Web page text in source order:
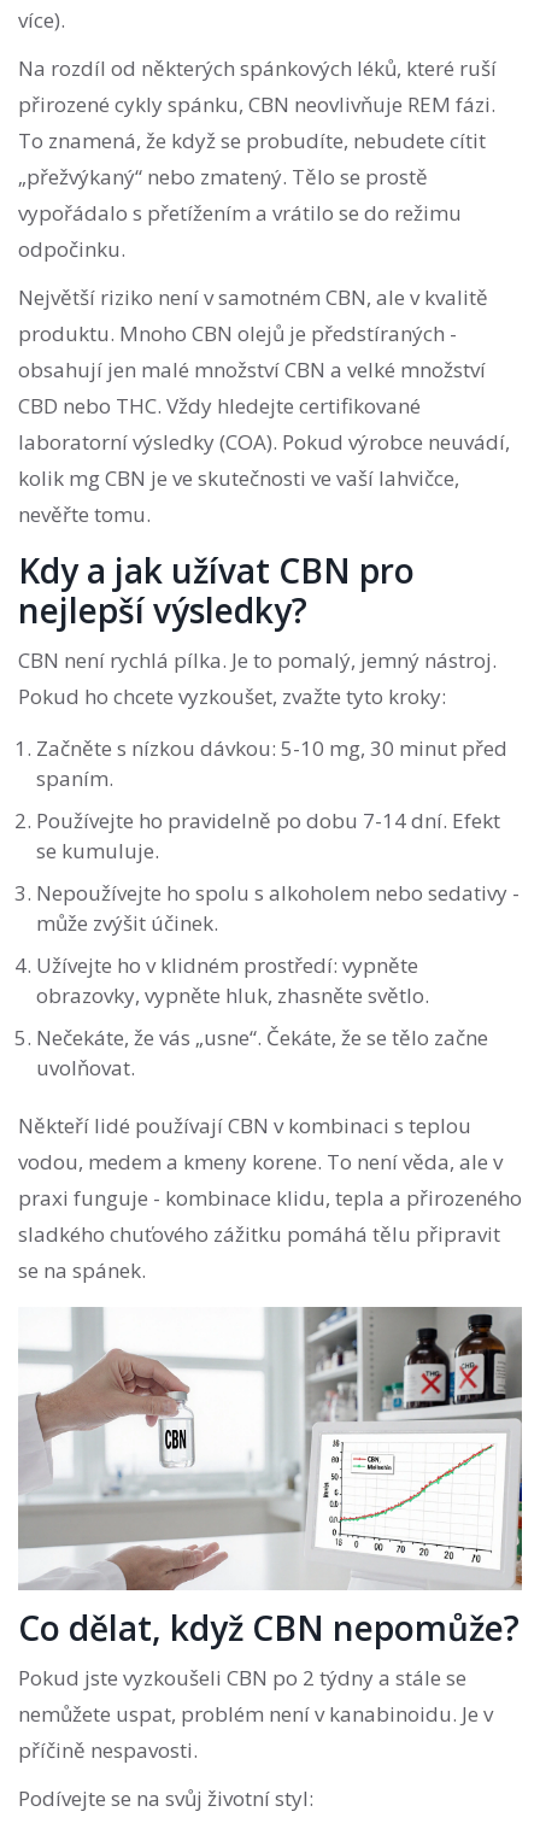
více).
Na rozdíl od některých spánkových léků, které ruší
přirozené cykly spánku, CBN neovlivňuje REM fázi.
To znamená, že když se probudíte, nebudete cítit
„přežvýkaný“ nebo zmatený. Tělo se prostě
vypořádalo s přetížením a vrátilo se do režimu
odpočinku.
Největší riziko není v samotném CBN, ale v kvalitě
produktu. Mnoho CBN olejů je předstíraných -
obsahují jen malé množství CBN a velké množství
CBD nebo THC. Vždy hledejte certifikované
laboratorní výsledky (COA). Pokud výrobce neuvádí,
kolik mg CBN je ve skutečnosti ve vaší lahvičce,
nevěřte tomu.
Kdy a jak užívat CBN pro
nejlepší výsledky?
CBN není rychlá pílka. Je to pomalý, jemný nástroj.
Pokud ho chcete vyzkoušet, zvažte tyto kroky:
Začněte s nízkou dávkou: 5-10 mg, 30 minut před
spaním.
Používejte ho pravidelně po dobu 7-14 dní. Efekt
se kumuluje.
Nepoužívejte ho spolu s alkoholem nebo sedativy -
může zvýšit účinek.
Užívejte ho v klidném prostředí: vypněte
obrazovky, vypněte hluk, zhasněte světlo.
Nečekáte, že vás „usne“. Čekáte, že se tělo začne
uvolňovat.
Někteří lidé používají CBN v kombinaci s teplou
vodou, medem a kmeny korene. To není věda, ale v
praxi funguje - kombinace klidu, tepla a přirozeného
sladkého chuťového zážitku pomáhá tělu připravit
se na spánek.
Co dělat, když CBN nepomůže?
Pokud jste vyzkoušeli CBN po 2 týdny a stále se
nemůžete uspat, problém není v kanabinoidu. Je v
příčině nespavosti.
Podívejte se na svůj životní styl: